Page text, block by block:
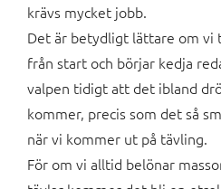
krävs mycket jobb.
Det är betydligt lättare om vi
från start och börjar kedja
valpen tidigt att det ibland
kommer, precis som det så
när vi kommer ut på tävling.
För om vi alltid belönar